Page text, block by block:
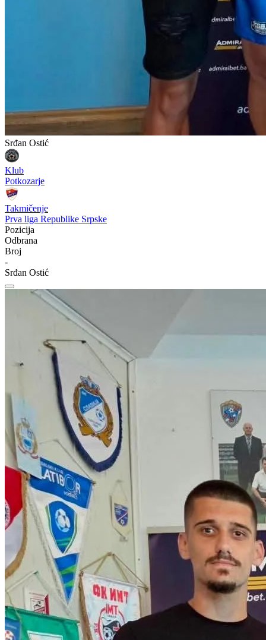
Srđan Ostić
Klub
Potkozarje
Takmičenje
Prva liga Republike Srpske
Pozicija
Odbrana
Broj
-
Srđan Ostić